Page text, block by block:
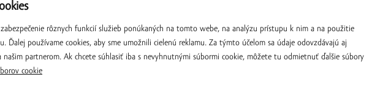
MOMENTÁLNE NEDOSTUPNÉ
rôznych funkcií služieb ponúkaných na tomto webe, na analýzu prístupu k nim a na použitie
Ďalej používame cookies, aby sme umožnili cielenú reklamu. Za týmto účelom sa údaje odovzdávajú aj
našim partnerom. Ak chcete súhlasiť iba s nevyhnutnými súbormi cookie, môžete tu odmietnuť ďalšie súbory
cookie